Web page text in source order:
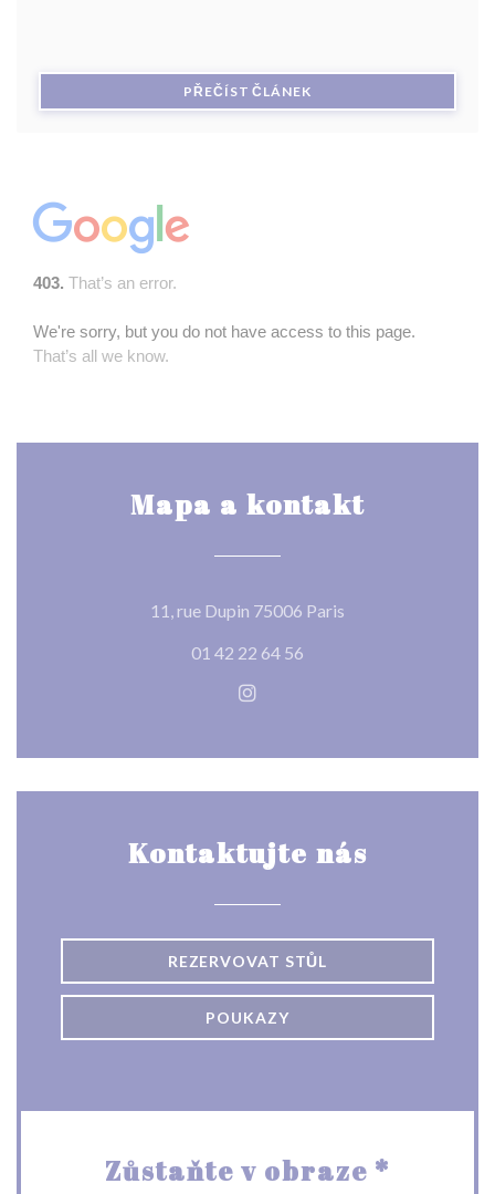
PŘEČÍST ČLÁNEK((OTEVŘE SE V NOVÉM
Mapa a kontakt
11, rue Dupin 75006 Paris
01 42 22 64 56
Instagram ((otevře se v
Kontaktujte nás
REZERVOVAT STŮL
POUKAZY
Zůstaňte v obraze *